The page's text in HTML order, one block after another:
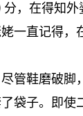
，在得知
一直记得，
管鞋磨破脚
袋子。即使